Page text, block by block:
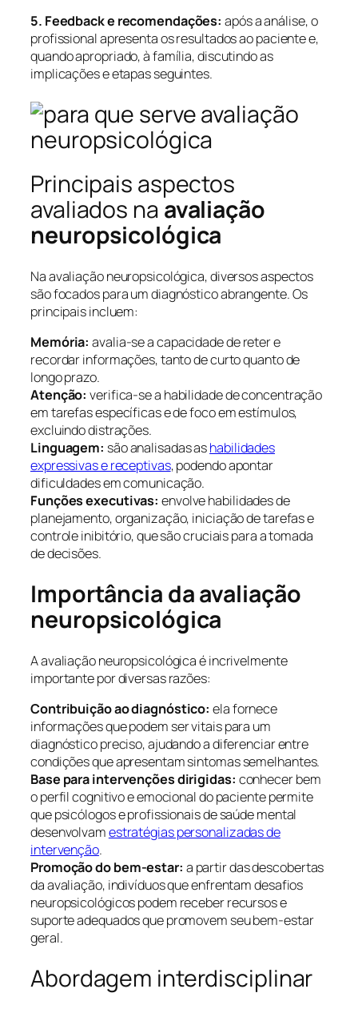
5. Feedback e recomendações: após a análise, o
profissional apresenta os resultados ao paciente e,
quando apropriado, à família, discutindo as
implicações e etapas seguintes.
Principais aspectos
avaliados na avaliação
neuropsicológica
Na avaliação neuropsicológica, diversos aspectos
são focados para um diagnóstico abrangente. Os
principais incluem:
Memória: avalia-se a capacidade de reter e
recordar informações, tanto de curto quanto de
longo prazo.
Atenção: verifica-se a habilidade de concentração
em tarefas específicas e de foco em estímulos,
excluindo distrações.
Linguagem: são analisadas ashabilidades
expressivas e receptivas, podendo apontar
dificuldades em comunicação.
Funções executivas: envolve habilidades de
planejamento, organização, iniciação de tarefas e
controle inibitório, que são cruciais para a tomada
de decisões.
Importância da avaliação
neuropsicológica
A avaliação neuropsicológica é incrivelmente
importante por diversas razões:
Contribuição ao diagnóstico: ela fornece
informações que podem ser vitais para um
diagnóstico preciso, ajudando a diferenciar entre
condições que apresentam sintomas semelhantes.
Base para intervenções dirigidas: conhecer bem
o perfil cognitivo e emocional do paciente permite
que psicólogos e profissionais de saúde mental
desenvolvamestratégias personalizadas de
intervenção.
Promoção do bem-estar: a partir das descobertas
da avaliação, indivíduos que enfrentam desafios
neuropsicológicos podem receber recursos e
suporte adequados que promovem seu bem-estar
geral.
Abordagem interdisciplinar